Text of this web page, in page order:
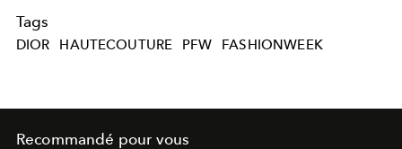
Tags
DIOR HAUTECOUTURE PFW FASHIONWEEK
Recommandé pour vous